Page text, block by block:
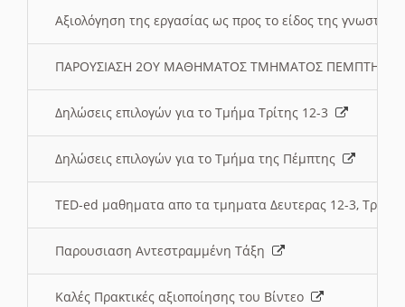
Αξιολόγηση της εργασίας ως προς το είδος της
ΠΑΡΟΥΣΙΑΣΗ 2ΟΥ ΜΑΘΗΜΑΤΟΣ ΤΜΗΜΑΤΟΣ
Δηλώσεις επιλογών για το Τμήμα Τρίτης 12-3
Δηλώσεις επιλογών για το Τμήμα της Πέμπτης
TED-ed μαθηματα απο τα τμηματα Δευτερας 12-3,
Παρουσιαση Αντεστραμμένη Τάξη
Καλές Πρακτικές αξιοποίησης του Βίντεο